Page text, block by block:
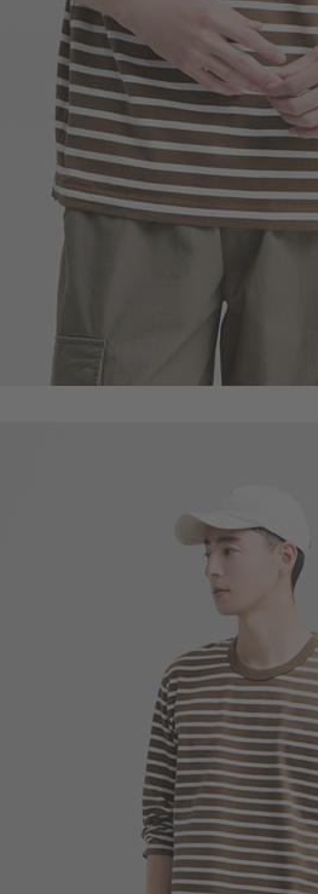
$590 $
399 $ 499